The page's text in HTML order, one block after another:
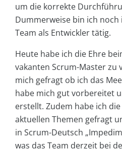
um die korrekte
Dummerweise bin ich
Team als Entwickler tätig.
Heute habe ich die Ehre
vakanten Scrum-Master zu
mich gefragt ob ich das
habe mich gut vorbereitet
erstellt. Zudem habe ich
aktuellen Themen gefragt
in Scrum-Deutsch
was das Team derzeit bei